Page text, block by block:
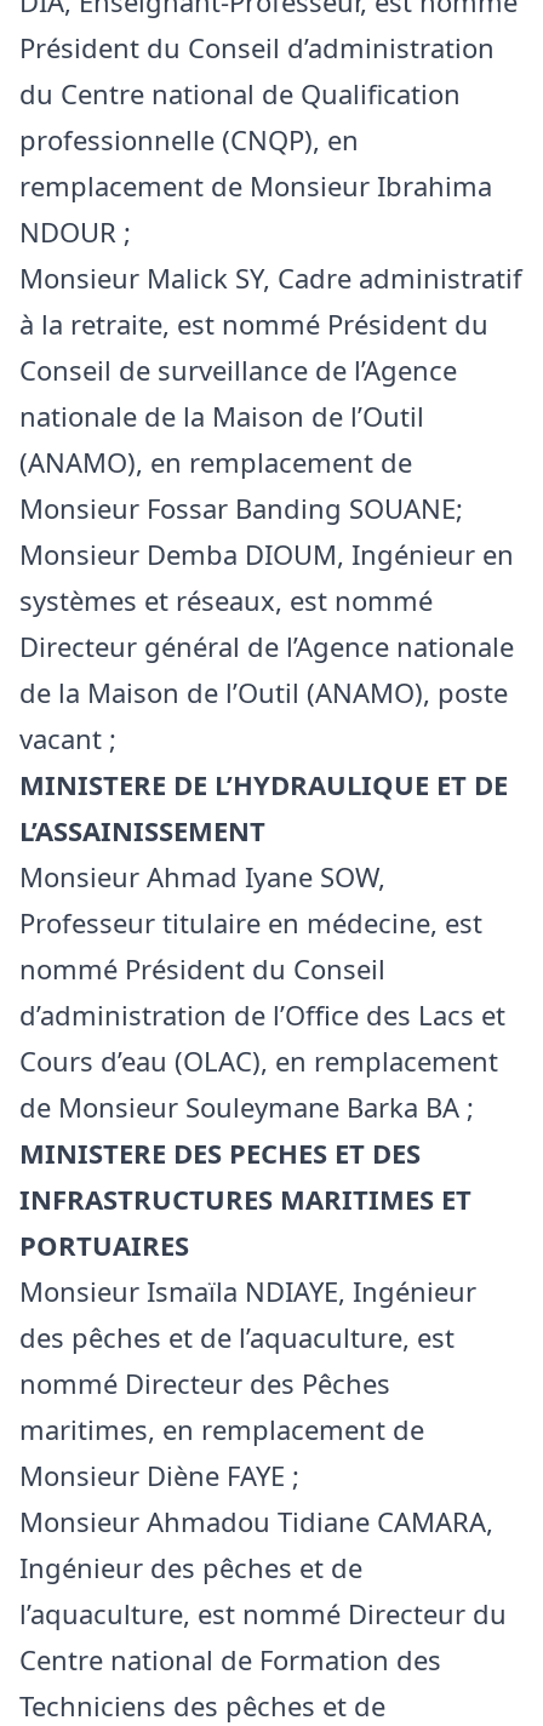
Président du Conseil d’administration
du Centre national de Qualification
professionnelle (CNQP), en
remplacement de Monsieur Ibrahima
NDOUR ;
Monsieur Malick SY, Cadre administratif
à la retraite, est nommé Président du
Conseil de surveillance de l’Agence
nationale de la Maison de l’Outil
(ANAMO), en remplacement de
Monsieur Fossar Banding SOUANE;
Monsieur Demba DIOUM, Ingénieur en
systèmes et réseaux, est nommé
Directeur général de l’Agence nationale
de la Maison de l’Outil (ANAMO), poste
vacant ;
MINISTERE DE L’HYDRAULIQUE ET DE
L’ASSAINISSEMENT
Monsieur Ahmad Iyane SOW,
Professeur titulaire en médecine, est
nommé Président du Conseil
d’administration de l’Office des Lacs et
Cours d’eau (OLAC), en remplacement
de Monsieur Souleymane Barka BA ;
MINISTERE DES PECHES ET DES
INFRASTRUCTURES MARITIMES ET
PORTUAIRES
Monsieur Ismaïla NDIAYE, Ingénieur
des pêches et de l’aquaculture, est
nommé Directeur des Pêches
maritimes, en remplacement de
Monsieur Diène FAYE ;
Monsieur Ahmadou Tidiane CAMARA,
Ingénieur des pêches et de
l’aquaculture, est nommé Directeur du
Centre national de Formation des
Techniciens des pêches et de